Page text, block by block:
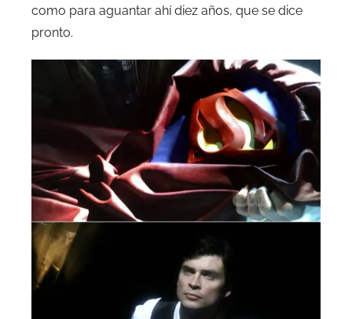
como para aguantar ahí diez años, que se dice
pronto.